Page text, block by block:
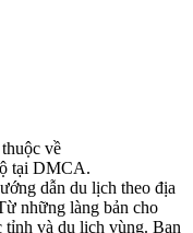
về
tại DMCA.
dẫn du lịch theo địa
những làng bản cho
tỉnh và du lịch vùng. Bạn